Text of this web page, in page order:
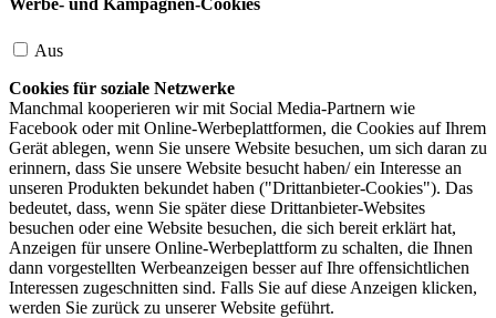
Werbe- und Kampagnen-Cookies
Aus
Cookies für soziale Netzwerke
Manchmal kooperieren wir mit Social Media-Partnern wie
Facebook oder mit Online-Werbeplattformen, die Cookies auf Ihrem
Gerät ablegen, wenn Sie unsere Website besuchen, um sich daran zu
erinnern, dass Sie unsere Website besucht haben/ ein Interesse an
unseren Produkten bekundet haben ("Drittanbieter-Cookies"). Das
bedeutet, dass, wenn Sie später diese Drittanbieter-Websites
besuchen oder eine Website besuchen, die sich bereit erklärt hat,
Anzeigen für unsere Online-Werbeplattform zu schalten, die Ihnen
dann vorgestellten Werbeanzeigen besser auf Ihre offensichtlichen
Interessen zugeschnitten sind. Falls Sie auf diese Anzeigen klicken,
werden Sie zurück zu unserer Website geführt.